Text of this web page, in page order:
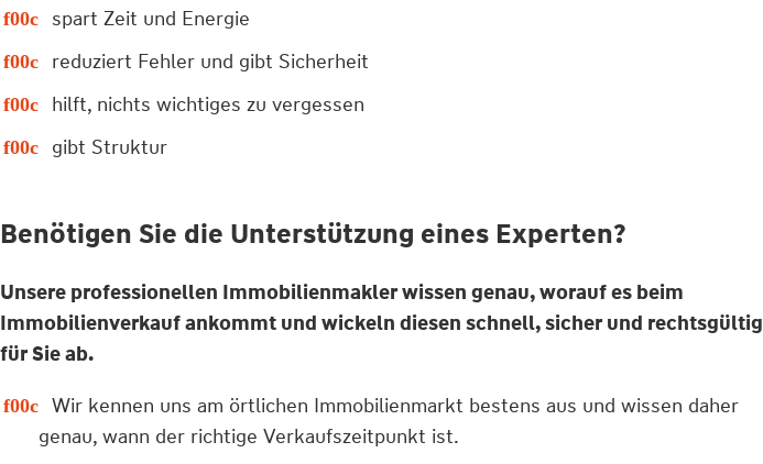
spart Zeit und Energie
reduziert Fehler und gibt Sicherheit
hilft, nichts wichtiges zu vergessen
gibt Struktur
Benötigen Sie die Unterstützung eines Experten?
Unsere professionellen Immobilienmakler wissen genau, worauf es beim
Immobilienverkauf ankommt und wickeln diesen schnell, sicher und rechtsgültig
für Sie ab.
Wir kennen uns am örtlichen Immobilienmarkt bestens aus und wissen daher
genau, wann der richtige Verkaufszeitpunkt ist.